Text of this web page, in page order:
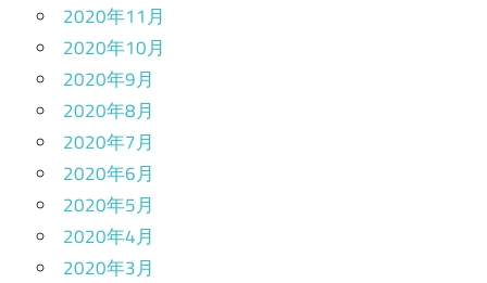
2020年11月
2020年10月
2020年9月
2020年8月
2020年7月
2020年6月
2020年5月
2020年4月
2020年3月